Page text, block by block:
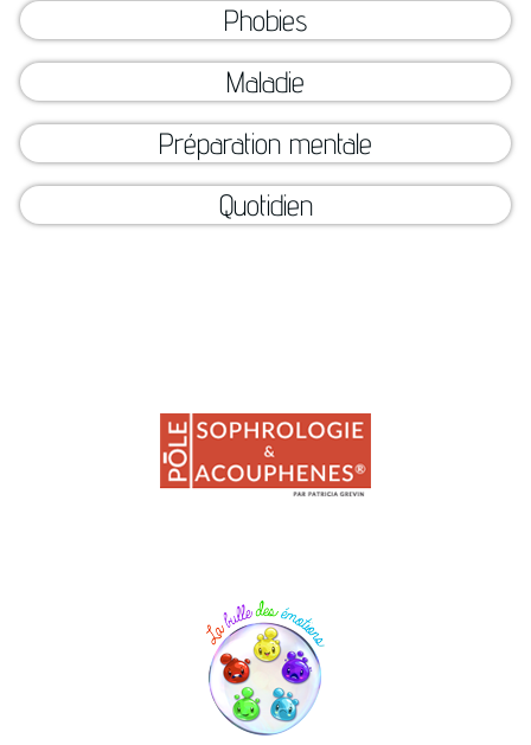
Phobies
Maladie
Préparation mentale
Quotidien